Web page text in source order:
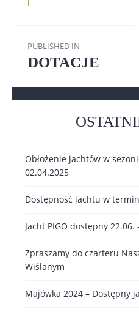
wpisu
PUBLISHED IN
DOTACJE
Obłożenie jachtów w
02.04.2025
Dostępność jachtu w
Jacht PIGO dostępny 22.06.
Zpraszamy do czarteru
Wiślanym
Majówka 2024 – Dostępny